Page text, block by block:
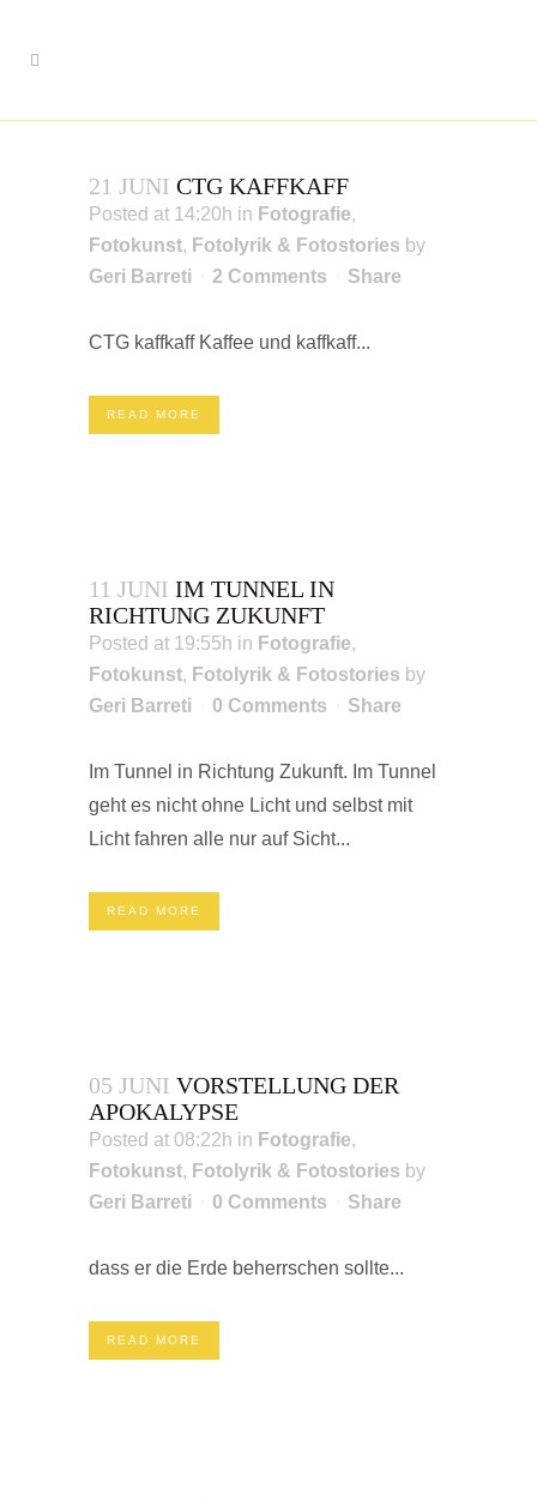
21 JUNI CTG KAFFKAFF
Posted at 14:20h in Fotografie,
Fotokunst, Fotolyrik & Fotostories by
Geri Barreti
2 Comments Share
CTG kaffkaff Kaffee und kaffkaff...
READ MORE
11 JUNI IM TUNNEL IN
RICHTUNG ZUKUNFT
Posted at 19:55h in Fotografie,
Fotokunst, Fotolyrik & Fotostories by
Geri Barreti
0 Comments Share
Im Tunnel in Richtung Zukunft. Im Tunnel
geht es nicht ohne Licht und selbst mit
Licht fahren alle nur auf Sicht...
READ MORE
05 JUNI VORSTELLUNG DER
APOKALYPSE
Posted at 08:22h in Fotografie,
Fotokunst, Fotolyrik & Fotostories by
Geri Barreti
0 Comments Share
dass er die Erde beherrschen sollte...
READ MORE